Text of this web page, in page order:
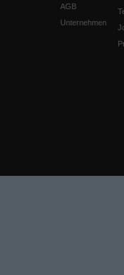
AGB
Unternehmen